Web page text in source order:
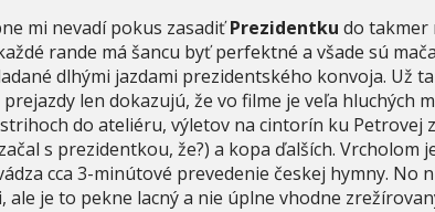
mi nevadí pokus zasadiťPrezidentku do takmer
rande má šancu byť perfektné a všade sú
dlhými jazdami prezidentského konvoja. Už
len dokazujú, že vo filme je veľa hluchých
do ateliéru, výletov na cintorín ku Petrovej
s prezidentkou, že?) a kopa ďalších. Vrcholom
cca 3-minútové prevedenie českej hymny. No
ale je to pekne lacný a nie úplne vhodne